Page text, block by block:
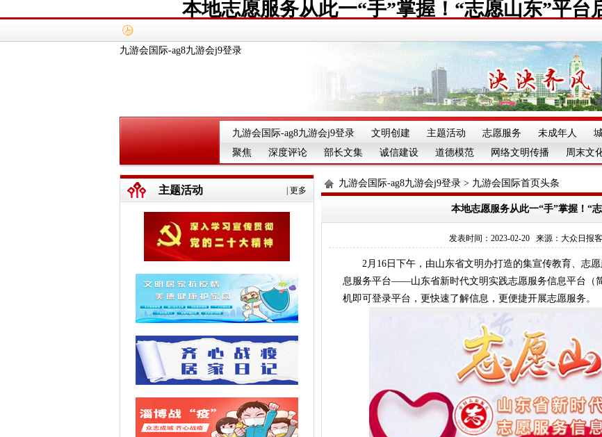
本地志愿服务从此一“手”掌握！“志愿山东”平台
九游会国际-ag8九游会j9登录
九游会国际-ag8九游会j9登录 文明创建 主题活动 志愿服务 未成年人
聚焦
深度评论 部长文集 诚信建设 道德模范 网络文明传播 周末文
更多
主题活动
九游会国际-ag8九游会j9登录 > 九游会国际首页头条
本地志愿服务从此一“手”掌握！“
发表时间：2023-02-20 来源：大众日
2月16日下午，由山东省文明办打造的集宣传教育、志愿
息服务平台——山东省新时代文明实践志愿服务信息平台（
机即可登录平台，更快速了解信息，更便捷开展志愿服务。